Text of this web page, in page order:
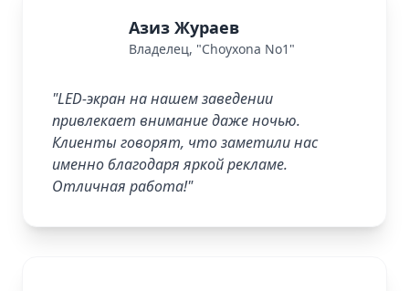
Азиз Жураев
Владелец, "Choyxona No1"
"LED-экран на нашем заведении
привлекает внимание даже ночью.
Клиенты говорят, что заметили нас
именно благодаря яркой рекламе.
Отличная работа!"